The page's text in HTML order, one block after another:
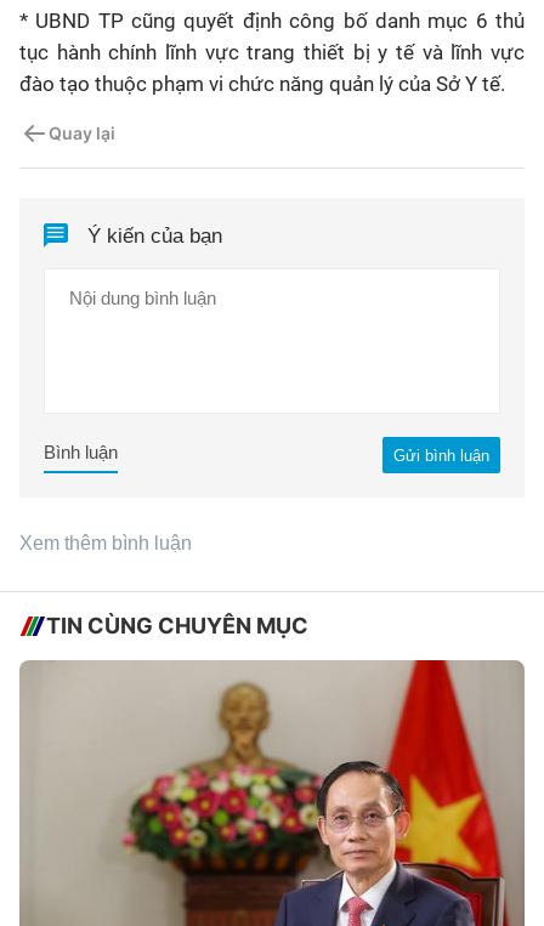
* UBND TP cũng quyết định công bố danh mục 6 thủ
tục hành chính lĩnh vực trang thiết bị y tế và lĩnh vực
đào tạo thuộc phạm vi chức năng quản lý của Sở Y tế.
Quay lại
Ý kiến của bạn
Gửi bình luận
Bình luận
Xem thêm bình luận
TIN CÙNG CHUYÊN MỤC